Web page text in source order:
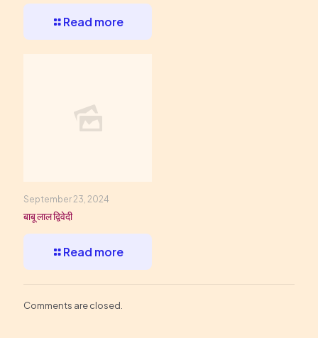
Read more
September 23, 2024
बाबू लाल द्विवेदी
Read more
Comments are closed.